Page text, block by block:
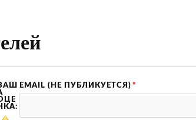
EMAIL (НЕ ПУБЛИКУЕТСЯ) *